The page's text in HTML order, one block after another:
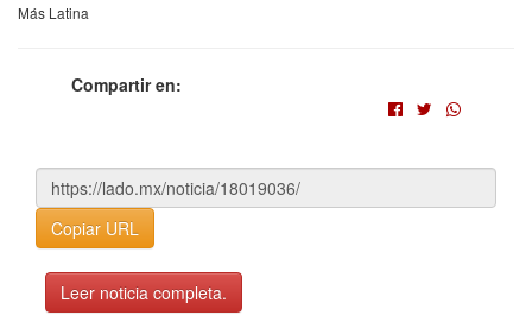
Más Latina
Compartir en:
Copiar URL
Leer noticia completa.